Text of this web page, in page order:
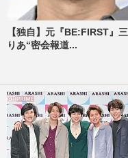
【独自】元『BE:FIRST』
りあ“密会報道...